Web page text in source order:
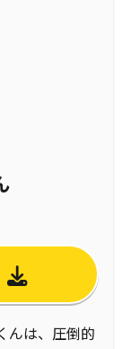
んは、圧倒的